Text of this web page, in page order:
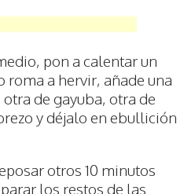
pon a calentar un
roma a hervir, añade una
de gayuba, otra de
y déjalo en ebullición
otros 10 minutos
los restos de las